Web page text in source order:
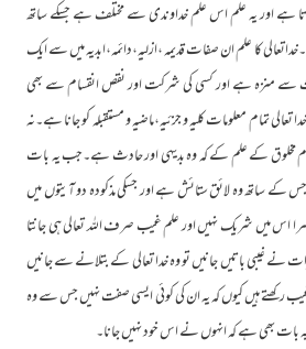
ہے اور یہ علم اس علم خداوندی سے مختلف ہے جسکے ساتھ
کا علم ان صفات قدیمہ ،ازلیہ،دائمہ،ابدیہ میں سے ایک
سے منزہ ہے اور کسی کی شرکت اور نقص انقسام سے بھی
تمام معلومات کلیہ و جزئیہ،ماضیہ و مستقبلہ کو جانا ہے۔نہ
مخلوق کے علم کے کہ وہ بدیہی اور حادث ہے۔جب یہ بات
جس کے ساتھ وہ لائق ستائش ہے اور جسکی مذکودہ دو آیتوں میں
اس میں شریک نہیں اور علم غیب صرف اللہ تعالی ہی جانتا
نے غیبی باتیں جانیں تو وہ خدا تعالی کے بتلانے سے جانیں
رکھتے ہیں کیوں کہ یہ ان کی کوئی ایسی صفت نہیں جس سے وہ
یہ بات بھی ہے کہ انہوں نے اس خود نہیں جانا۔